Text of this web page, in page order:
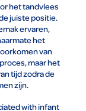
het tandvlees
juiste positie.
ervaren,
het
van
maar het
tijd zodra de
zijn.
with infant